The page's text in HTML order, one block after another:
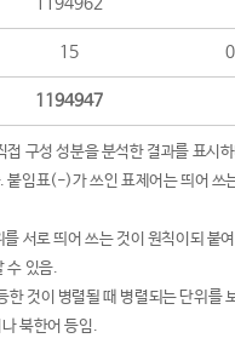
15
1194947
구성 성분을 분석한 결과를 표시
붙임표(-)가 쓰인 표제어는 띄어
서로 띄어 쓰는 것이 원칙이되 붙
수 있음.
것이 병렬될 때 병렬되는 단위를
북한어 등임.